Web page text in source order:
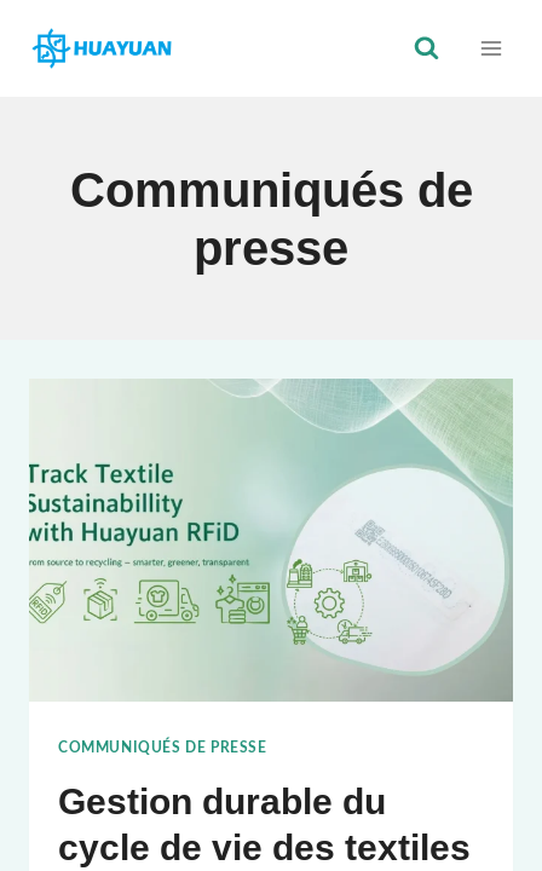
Communiqués de
presse
COMMUNIQUÉS DE PRESSE
Gestion durable du
cycle de vie des textiles